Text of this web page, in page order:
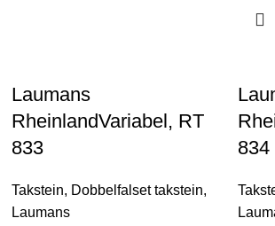
Laumans
RheinlandVariabel, RT
833
Takstein, Dobbelfalset takstein,
Laumans
834